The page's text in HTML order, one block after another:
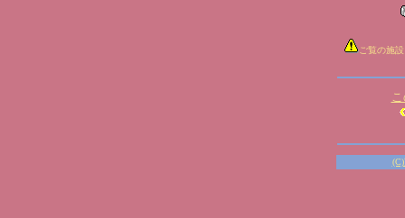
ご覧の施